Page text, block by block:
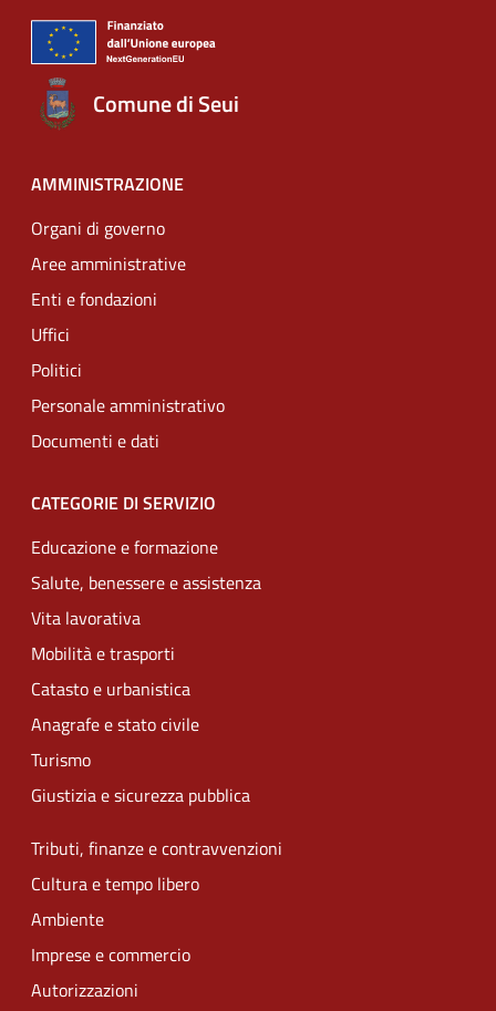
Comune di Seui
AMMINISTRAZIONE
Organi di governo
Aree amministrative
Enti e fondazioni
Uffici
Politici
Personale amministrativo
Documenti e dati
CATEGORIE DI SERVIZIO
Educazione e formazione
Salute, benessere e assistenza
Vita lavorativa
Mobilità e trasporti
Catasto e urbanistica
Anagrafe e stato civile
Turismo
Giustizia e sicurezza pubblica
Tributi, finanze e contravvenzioni
Cultura e tempo libero
Ambiente
Imprese e commercio
Autorizzazioni